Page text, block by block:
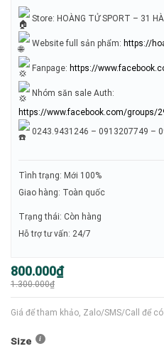
Store: HOÀNG TỬ SPORT – 31
Website full sản phẩm: https://
Fanpage: https://
Nhóm săn sale Auth:
https://www.facebook.com/groups/
0243.9431246 – 0913207749 –
Tình trạng: Mới 100%
Giao hàng: Toàn quốc
Trạng thái: Còn hàng
Hỗ trợ tư vấn: 24/7
1.300.000₫
Giá
gốc
là:
800.000₫
Giá
hiện
tại
Giá để tham khảo, Zalo/SMS/Call để
Size